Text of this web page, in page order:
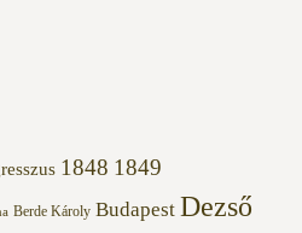
1848 1849
Berde Károly Budapest Dezső